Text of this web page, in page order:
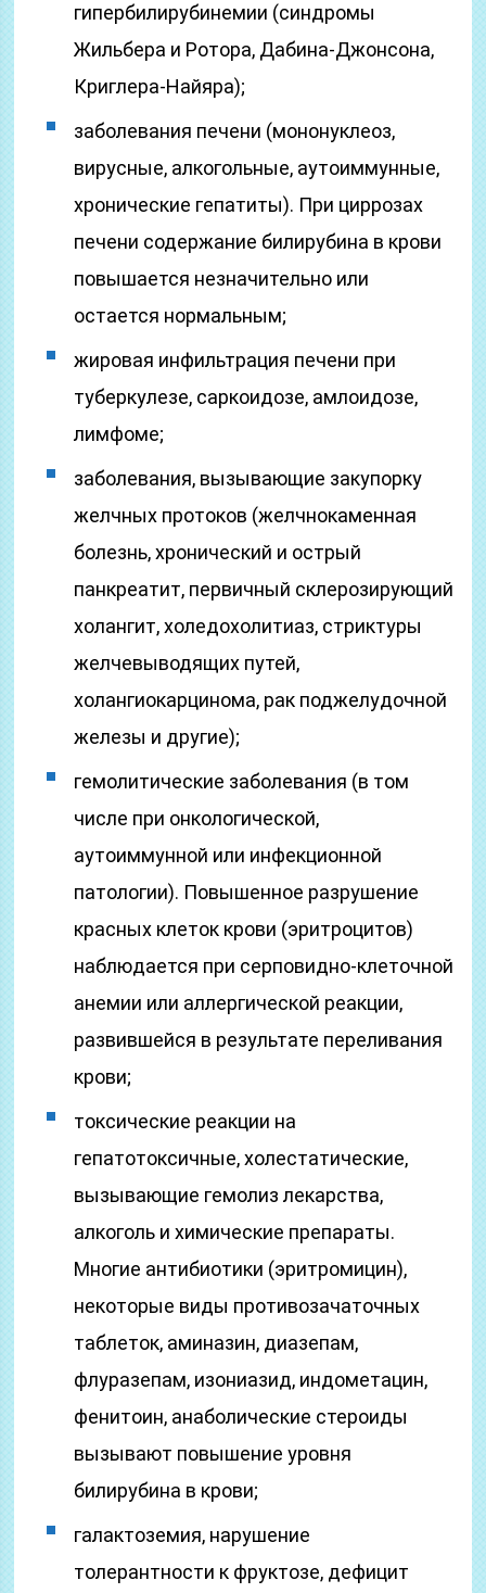
гипербилирубинемии (синдромы
Жильбера и Ротора, Дабина-Джонсона,
Криглера-Найяра);
заболевания печени (мононуклеоз,
вирусные, алкогольные, аутоиммунные,
хронические гепатиты). При циррозах
печени содержание билирубина в крови
повышается незначительно или
остается нормальным;
жировая инфильтрация печени при
туберкулезе, саркоидозе, амлоидозе,
лимфоме;
заболевания, вызывающие закупорку
желчных протоков (желчнокаменная
болезнь, хронический и острый
панкреатит, первичный склерозирующий
холангит, холедохолитиаз, стриктуры
желчевыводящих путей,
холангиокарцинома, рак поджелудочной
железы и другие);
гемолитические заболевания (в том
числе при онкологической,
аутоиммунной или инфекционной
патологии). Повышенное разрушение
красных клеток крови (эритроцитов)
наблюдается при серповидно-клеточной
анемии или аллергической реакции,
развившейся в результате переливания
крови;
токсические реакции на
гепатотоксичные, холестатические,
вызывающие гемолиз лекарства,
алкоголь и химические препараты.
Многие антибиотики (эритромицин),
некоторые виды противозачаточных
таблеток, аминазин, диазепам,
флуразепам, изониазид, индометацин,
фенитоин, анаболические стероиды
вызывают повышение уровня
билирубина в крови;
галактоземия, нарушение
толерантности к фруктозе, дефицит